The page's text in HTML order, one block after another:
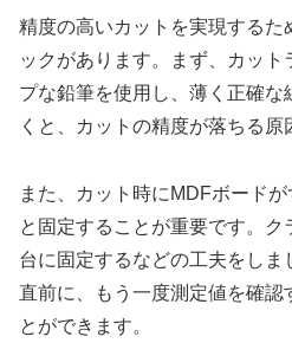
精度の高いカットを実現するた
ックがあります。まず、カッ
プな鉛筆を使用し、薄く正確な
くと、カットの精度が落ちる原
また、カット時にMDFボード
と固定することが重要です。
台に固定するなどの工夫をし
直前に、もう一度測定値を確認
とができます。